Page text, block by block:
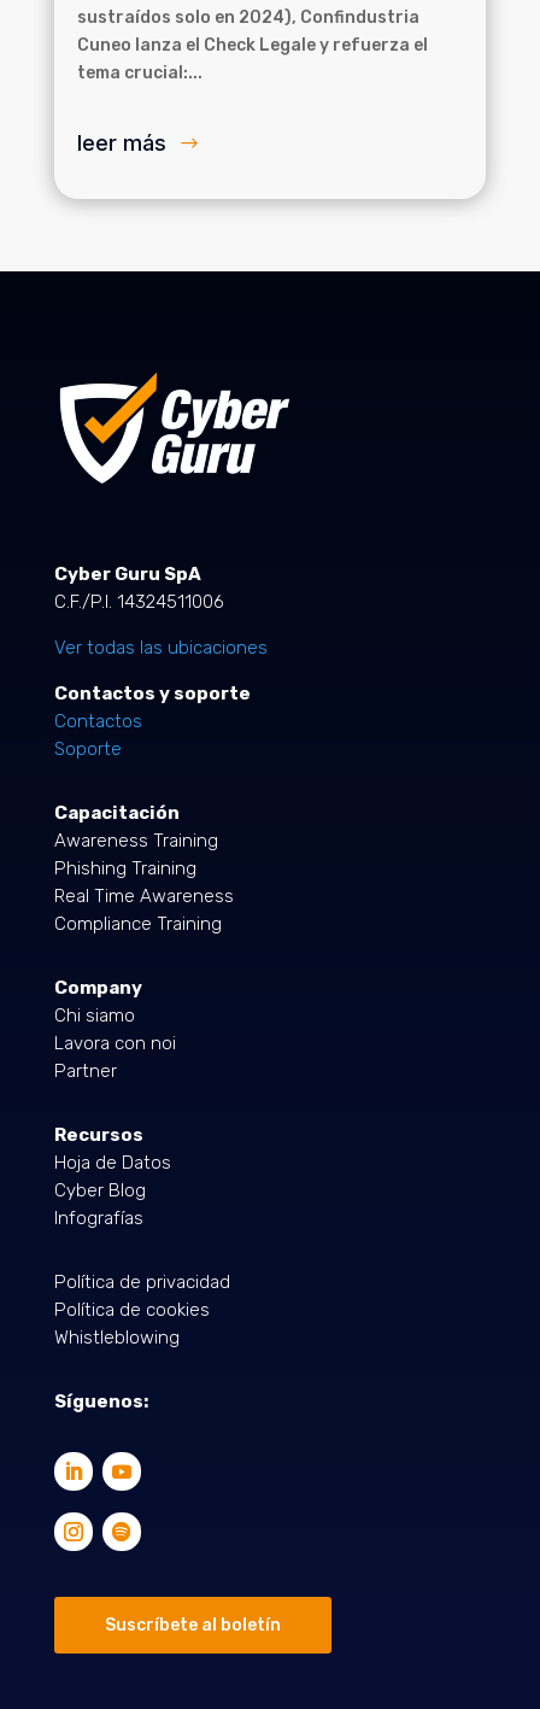
sustraídos solo en 2024), Confindustria
Cuneo lanza el Check Legale y refuerza el
tema crucial:...
leer más
Cyber Guru SpA
C.F./P.I. 14324511006
Ver todas las ubicaciones
Contactos y soporte
Contactos
Soporte
Capacitación
Awareness Training
Phishing Training
Real Time Awareness
Compliance Training
Company
Chi siamo
Lavora con noi
Partner
Recursos
Hoja de Datos
Cyber Blog
Infografías
Política de privacidad
Política de cookies
Whistleblowing
Síguenos:
Suscríbete al boletín